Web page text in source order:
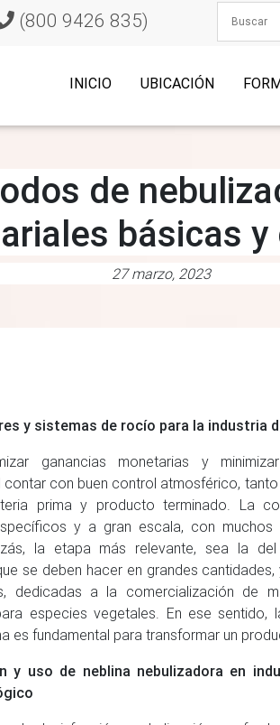
(800 9426 835)
INICIO UBICACIÓN
de
básicas
27 marzo, 2023
y sistemas de rocío para la industria
ganancias monetarias y
contar con buen control atmosférico,
prima y producto terminado. La
y a gran escala, con
la etapa más relevante, sea la
se deben hacer en grandes
dedicadas a la comercialización de
especies vegetales. En ese sentido,
es fundamental para transformar un
y uso de neblina nebulizadora en